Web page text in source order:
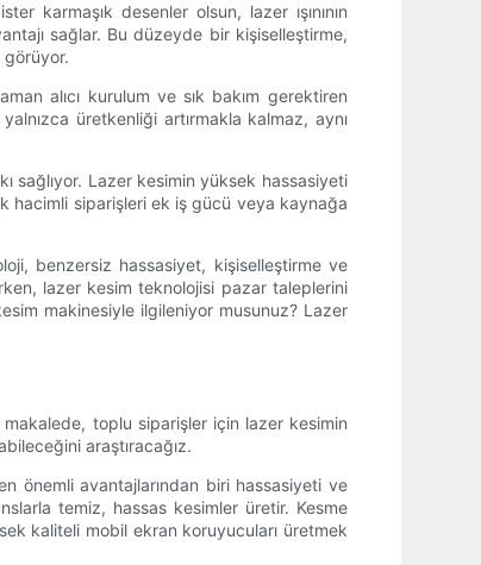
karmaşık desenler olsun, lazer ışınının
sağlar. Bu düzeyde bir kişiselleştirme,
görüyor.
alıcı kurulum ve sık bakım gerektiren
üretkenliği artırmakla kalmaz, aynı
sağlıyor. Lazer kesimin yüksek hassasiyeti
hacimli siparişleri ek iş gücü veya kaynağa
benzersiz hassasiyet, kişiselleştirme ve
lazer kesim teknolojisi pazar taleplerini
makinesiyle ilgileniyor musunuz? Lazer
toplu siparişler için lazer kesimin
araştıracağız.
önemli avantajlarından biri hassasiyeti ve
temiz, hassas kesimler üretir. Kesme
kaliteli mobil ekran koruyucuları üretmek